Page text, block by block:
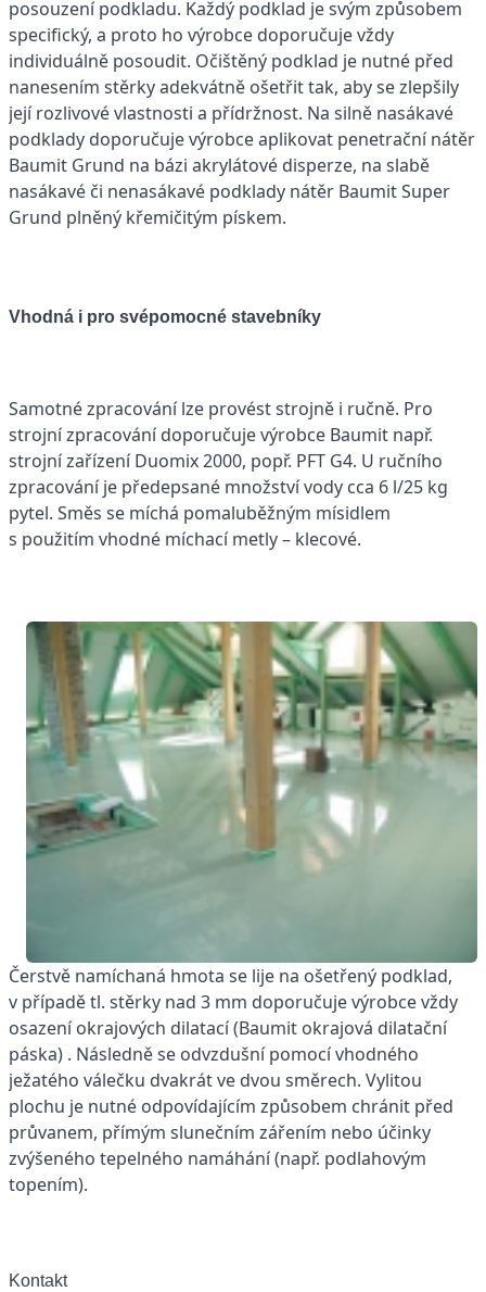
posouzení podkladu. Každý podklad je svým způsobem
specifický, a proto ho výrobce doporučuje vždy
individuálně posoudit. Očištěný podklad je nutné před
nanesením stěrky adekvátně ošetřit tak, aby se zlepšily
její rozlivové vlastnosti a přídržnost. Na silně nasákavé
podklady doporučuje výrobce aplikovat penetrační nátěr
Baumit Grund na bázi akrylátové disperze, na slabě
nasákavé či nenasákavé podklady nátěr Baumit Super
Grund plněný křemičitým pískem.
Vhodná i pro svépomocné stavebníky
Samotné zpracování lze provést strojně i ručně. Pro
strojní zpracování doporučuje výrobce Baumit např.
strojní zařízení Duomix 2000, popř. PFT G4. U ručního
zpracování je předepsané množství vody cca 6 l/25 kg
pytel. Směs se míchá pomaluběžným mísidlem
s použitím vhodné míchací metly – klecové.
Čerstvě namíchaná hmota se lije na ošetřený podklad,
v případě tl. stěrky nad 3 mm doporučuje výrobce vždy
osazení okrajových dilatací (Baumit okrajová dilatační
páska) . Následně se odvzdušní pomocí vhodného
ježatého válečku dvakrát ve dvou směrech. Vylitou
plochu je nutné odpovídajícím způsobem chránit před
průvanem, přímým slunečním zářením nebo účinky
zvýšeného tepelného namáhání (např. podlahovým
topením).
Kontakt